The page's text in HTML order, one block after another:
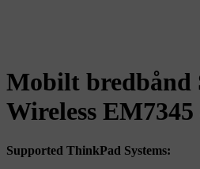
Mobilt bredbånd
Wireless
Supported ThinkPad Systems: